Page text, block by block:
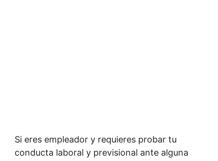
Si eres empleador y requieres probar tu
conducta laboral y previsional ante alguna